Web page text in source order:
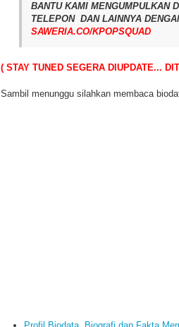
BANTU KAMI MENGUMPULKAN
TELEPON DAN LAINNYA
SAWERIA.CO/KPOPSQUAD
( STAY TUNED SEGERA DIUPDATE...
Sambil menunggu silahkan membaca